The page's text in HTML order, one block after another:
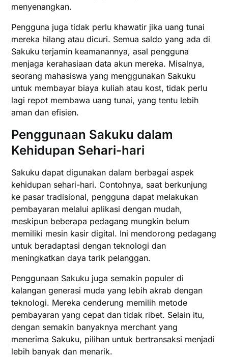
menyenangkan.
Pengguna juga tidak perlu khawatir jika uang tunai
mereka hilang atau dicuri. Semua saldo yang ada di
Sakuku terjamin keamanannya, asal pengguna
menjaga kerahasiaan data akun mereka. Misalnya,
seorang mahasiswa yang menggunakan Sakuku
untuk membayar biaya kuliah atau kost, tidak perlu
lagi repot membawa uang tunai, yang tentu lebih
aman dan efisien.
Penggunaan Sakuku dalam
Kehidupan Sehari-hari
Sakuku dapat digunakan dalam berbagai aspek
kehidupan sehari-hari. Contohnya, saat berkunjung
ke pasar tradisional, pengguna dapat melakukan
pembayaran melalui aplikasi dengan mudah,
meskipun beberapa pedagang mungkin belum
memiliki mesin kasir digital. Ini mendorong pedagang
untuk beradaptasi dengan teknologi dan
meningkatkan daya tarik pelanggan.
Penggunaan Sakuku juga semakin populer di
kalangan generasi muda yang lebih akrab dengan
teknologi. Mereka cenderung memilih metode
pembayaran yang cepat dan tidak ribet. Selain itu,
dengan semakin banyaknya merchant yang
menerima Sakuku, pilihan untuk bertransaksi menjadi
lebih banyak dan menarik.